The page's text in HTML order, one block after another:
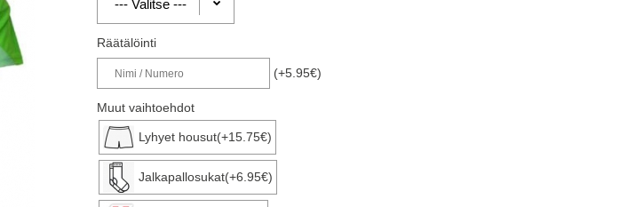
Räätälöinti
(+5.95€)
Muut vaihtoehdot
Lyhyet housut(+15.75€)
Jalkapallosukat(+6.95€)